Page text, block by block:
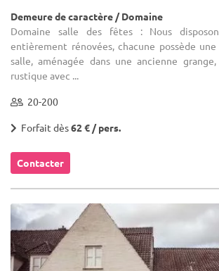
Demeure de caractère / Domaine
Domaine salle des fêtes : Nous
entièrement rénovées, chacune possède
salle, aménagée dans une ancienne
rustique avec ...
20-200
Forfait dès62 € / pers.
Contacter